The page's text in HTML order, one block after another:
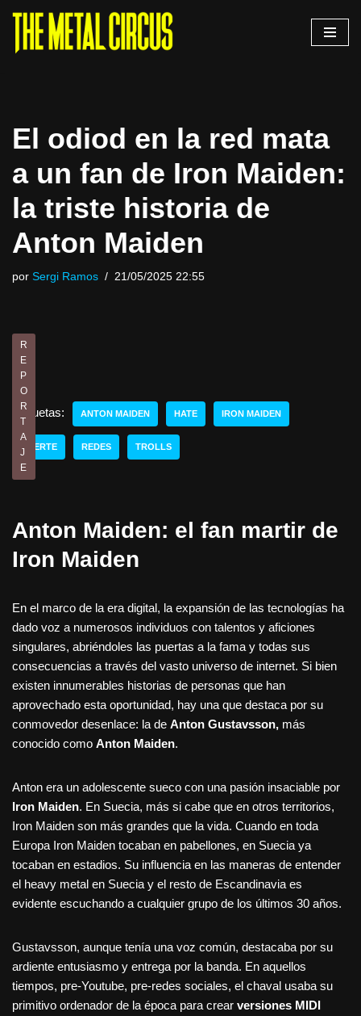
Saltar
El odiod en la red mata
a un fan de Iron Maiden:
la triste historia de
Anton Maiden
por Sergi Ramos 21/05/2025 22:55
R
E
P
O
R
T
A
J
E
Etiquetas: ANTON MAIDEN HATE IRON MAIDEN
MUERTE REDES TROLLS
Anton Maiden: el fan martir de
Iron Maiden
En el marco de la era digital, la expansión de las tecnologías ha
dado voz a numerosos individuos con talentos y aficiones
singulares, abriéndoles las puertas a la fama y todas sus
consecuencias a través del vasto universo de internet. Si bien
existen innumerables historias de personas que han
aprovechado esta oportunidad, hay una que destaca por su
conmovedor desenlace: la de Anton Gustavsson, más
conocido como Anton Maiden.
Anton era un adolescente sueco con una pasión insaciable por
Iron Maiden. En Suecia, más si cabe que en otros territorios,
Iron Maiden son más grandes que la vida. Cuando en toda
Europa Iron Maiden tocaban en pabellones, en Suecia ya
tocaban en estadios. Su influencia en las maneras de entender
el heavy metal en Suecia y el resto de Escandinavia es
evidente escuchando a cualquier grupo de los últimos 30 años.
Gustavsson, aunque tenía una voz común, destacaba por su
ardiente entusiasmo y entrega por la banda. En aquellos
tiempos, pre-Youtube, pre-redes sociales, el chaval usaba su
primitivo ordenador de la época para crear versiones MIDI